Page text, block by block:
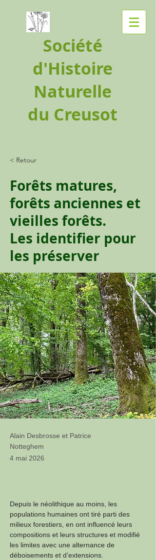
Société
d'Histoire
Naturelle
du Creusot
< Retour
Forêts matures,
forêts anciennes et
vieilles forêts.
Les identifier pour
les préserver
Alain Desbrosse et Patrice
Notteghem
4 mai 2026
Depuis le néolithique au moins, les
populations humaines ont tiré parti des
milieux forestiers, en ont influencé leurs
compositions et leurs structures et modifié
les limites avec une alternance de
déboisements et d’extensions.